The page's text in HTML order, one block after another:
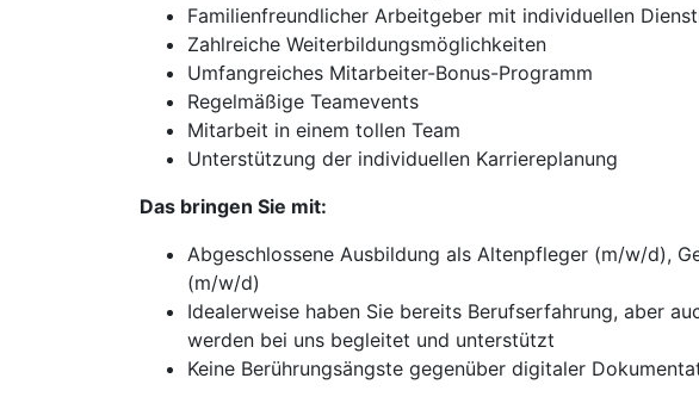
Familienfreundlicher Arbeitgeber mit individuellen
Zahlreiche Weiterbildungsmöglichkeiten
Umfangreiches Mitarbeiter-Bonus-Programm
Regelmäßige Teamevents
Mitarbeit in einem tollen Team
Unterstützung der individuellen Karriereplanung
Das bringen Sie mit:
Abgeschlossene Ausbildung als Altenpfleger (m/w/d),
(m/w/d)
Idealerweise haben Sie bereits Berufserfahrung, aber
werden bei uns begleitet und unterstützt
Keine Berührungsängste gegenüber digitaler